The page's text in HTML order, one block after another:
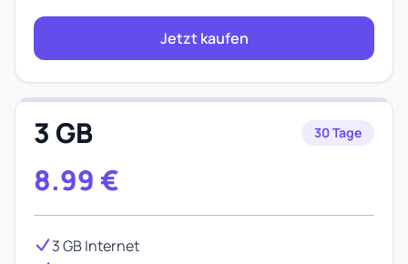
Jetzt kaufen
3 GB 30 Tage
8.99 €
3 GB Internet